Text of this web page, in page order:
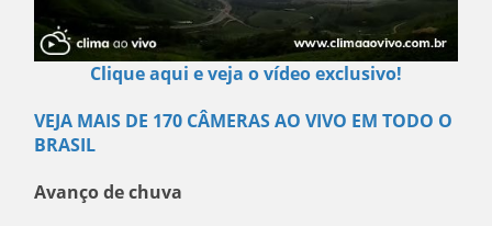
Clique aqui e veja o vídeo exclusivo!
VEJA MAIS DE 170 CÂMERAS AO VIVO EM TODO O
BRASIL
Avanço de chuva